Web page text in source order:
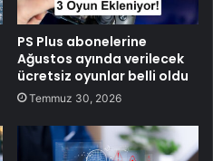
PS Plus abonelerine
Ağustos ayında verilecek
ücretsiz oyunlar belli oldu
Temmuz 30, 2026